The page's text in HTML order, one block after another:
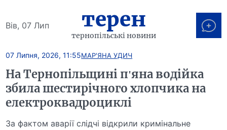
Вів, 07 Лип терен
тернопільські новини
07 Липня, 2026, 11:55МАР'ЯНА УДИЧ
На Тернопільщині п'яна водійка
збила шестирічного хлопчика на
електроквадроциклі
За фактом аварії слідчі відкрили кримінальне